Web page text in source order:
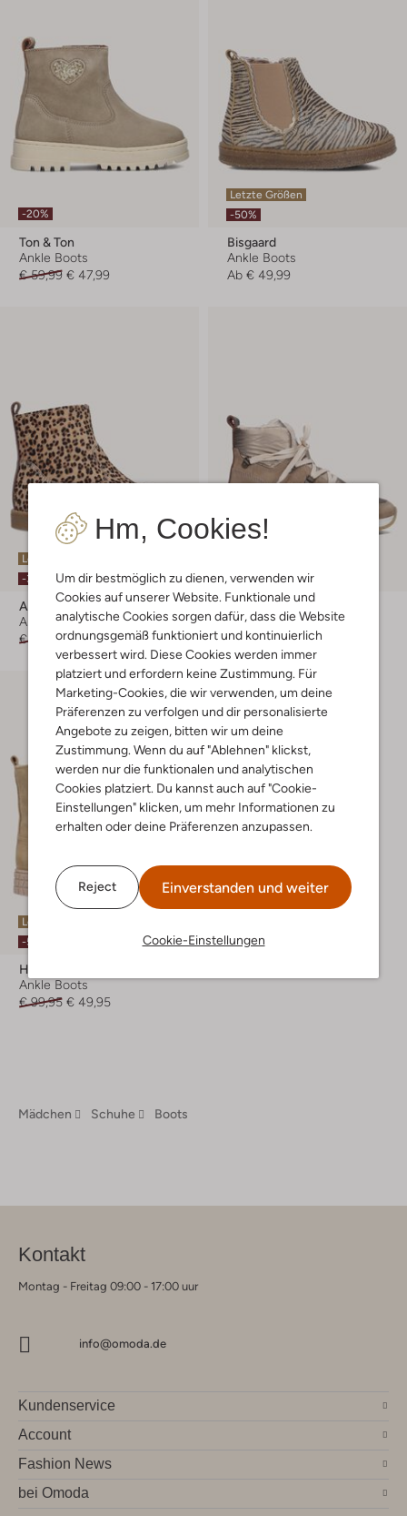
Hm, Cookies!
Um dir bestmöglich zu dienen, verwenden wir
Cookies auf unserer Website. Funktionale und
analytische Cookies sorgen dafür, dass die Website
ordnungsgemäß funktioniert und kontinuierlich
verbessert wird. Diese Cookies werden immer
platziert und erfordern keine Zustimmung. Für
Marketing-Cookies, die wir verwenden, um deine
Präferenzen zu verfolgen und dir personalisierte
Angebote zu zeigen, bitten wir um deine
Zustimmung. Wenn du auf "Ablehnen" klickst,
werden nur die funktionalen und analytischen
Cookies platziert. Du kannst auch auf "Cookie-
Einstellungen" klicken, um mehr Informationen zu
erhalten oder deine Präferenzen anzupassen.
Reject Einverstanden und weiter
Cookie-Einstellungen
-20%
Ton & Ton
Ankle Boots
€ 59,99 € 47,99
Letzte Größen
-50%
Bisgaard
Ankle Boots
Ab € 49,99
Letzte Größen
-30%
Apples & Pears
Ankle Boots
€ 69,95 € 48,99
-40%
Bullboxer
Ankle Boots
€ 94,95 € 56,95
Letzte Größen
-50%
Hip
Ankle Boots
€ 99,95 € 49,95
Mädchen Schuhe Boots
Kontakt
Montag - Freitag 09:00 - 17:00 uur
info@omoda.de
Kundenservice
Account
Fashion News
bei Omoda